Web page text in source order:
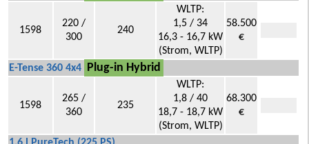
1598
220 /
300
240
WLTP:
1,5 / 34
16,3 - 16,7 kW
(Strom, WLTP)
58.500
€
E-Tense 360 4x4 Plug-in Hybrid
1598
265 /
360
235
WLTP:
1,8 / 40
18,7 - 18,7 kW
(Strom, WLTP)
68.300
€